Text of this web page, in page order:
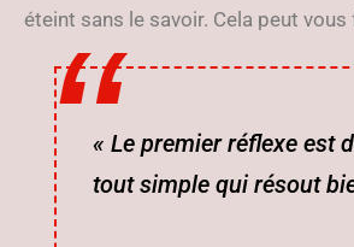
éteint sans le savoir. Cela peut
« Le premier réflexe est
tout simple qui résout